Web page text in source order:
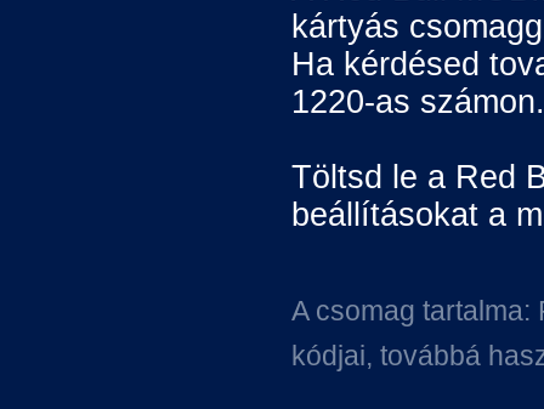
kártyás
Ha kérdésed
1220-as számon.
Töltsd le a Red
beállításokat a
A csomag tartalma:
kódjai, továbbá